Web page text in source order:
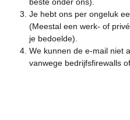
beste onder ons).
Je hebt ons per ongeluk
(Meestal een werk- of
je bedoelde).
We kunnen de e-mail niet
vanwege bedrijfsfirewalls